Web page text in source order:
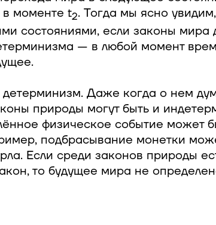
в моменте t2. Тогда мы ясно
состояниями, если законы мира
— в любой момент
Даже когда о нем
природы могут быть и
физическое событие может
подбрасывание монетки
Если среди законов природы
то будущее мира не